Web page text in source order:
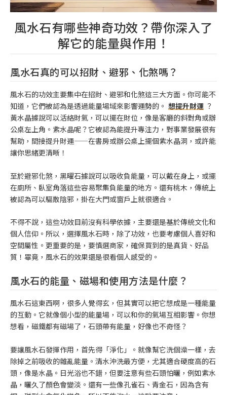
風水石有哪些神奇功效？帶你深入了
解它的能量與作用！
風水石真的可以招財、避邪、化煞嗎？
風水石的功效主要集中在招財、避邪和化煞這三大方面。你可能不
知道，它們被認為是透過能量場域來影響運勢的。 想提升財運 ？
黃水晶據說可以活絡財氣，可以擺在財位，像是客廳的斜對角或辦
公桌左上角。紫水晶呢？它被認為能提升專注力，對事業發展很有
幫助，間接提升財運——在書房或辦公桌上擺個紫水晶洞，或許能
讓你思緒更清晰！
至於避邪化煞，黑曜石據說可以吸收負能量，可以戴在身上，或擺
在廁所、臥室角落這些容易聚集負能量的地方。還有桃木，傳統上
被認為可以驅散陰邪，掛在大門或窗戶上就很適合。
不得不說，這些功效目前沒有科學依據，主要還是基於傳統文化和
個人信仰。所以，選擇風水石時，除了功效，也要考慮個人喜好和
空間屬性。更重要的是，要慎選商家，確保買到的是真貨、好品
質！畢竟，風水石的效果還是很看個人感受的。
風水石的能量、磁場和使用方法是什麼？
風水石這東西啊，很多人覺得玄，但其實可以把它想成是一種能量
的互動。它就像個小型的能量場，可以和你的氣場互相影響。你想
想看，磁鐵都有磁場了，石頭帶有能量，好像也不奇怪？
要讓風水石發揮作用，首先得「淨化」。就像幫它洗個澡一樣，去
除掉之前吸收的雜亂能量。清水沖洗最方便，尤其適合硬度高的石
頭，像是水晶。日光浴也不錯，但要注意有些石頭怕曬，例如紫水
晶，曬久了顏色會變淡。還有一些像孔雀石、青金石，因為含有